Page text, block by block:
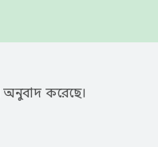
অনুবাদ করেছে।